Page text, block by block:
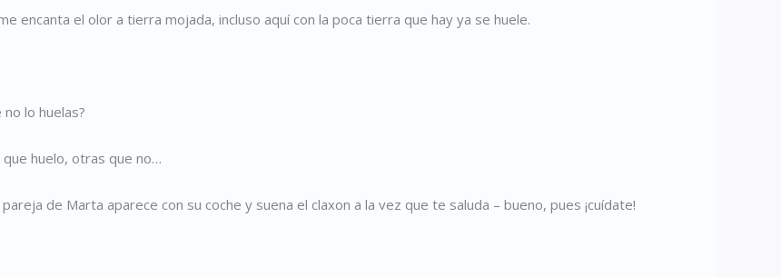
encanta el olor a tierra mojada, incluso aquí con la poca tierra que hay ya se huele.
lo huelas?
huelo, otras que no…
de Marta aparece con su coche y suena el claxon a la vez que te saluda – bueno, pues ¡cuídate!